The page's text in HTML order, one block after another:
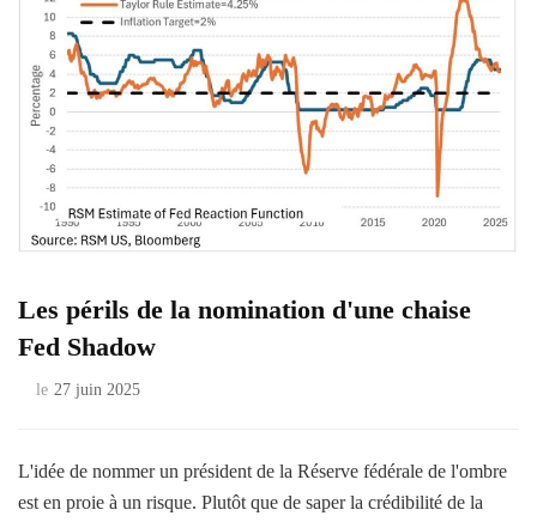
Les périls de la nomination d'une chaise
Fed Shadow
le 27 juin 2025
L'idée de nommer un président de la Réserve fédérale de l'ombre
est en proie à un risque. Plutôt que de saper la crédibilité de la